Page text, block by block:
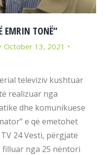
EMRIN TONË”
October 13, 2021
televiziv kushtuar
realizuar nga
dhe komunikuese
e që emetohet
24 Vesti, përgjatë
filluar nga 25 nëntori